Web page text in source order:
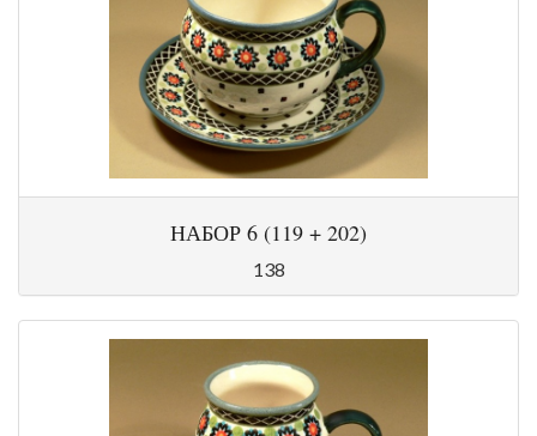
НАБОР 6 (119 + 202)
138